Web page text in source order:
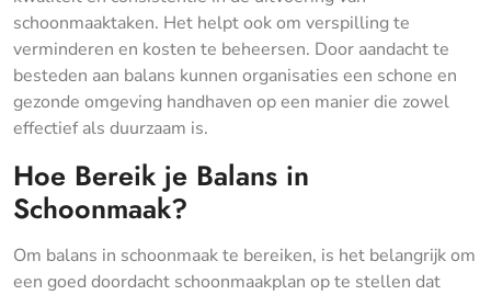
schoonmaaktaken. Het helpt ook om verspilling te
verminderen en kosten te beheersen. Door aandacht te
besteden aan balans kunnen organisaties een schone en
gezonde omgeving handhaven op een manier die zowel
effectief als duurzaam is.
Hoe Bereik je Balans in
Schoonmaak?
Om balans in schoonmaak te bereiken, is het belangrijk om
een goed doordacht schoonmaakplan op te stellen dat